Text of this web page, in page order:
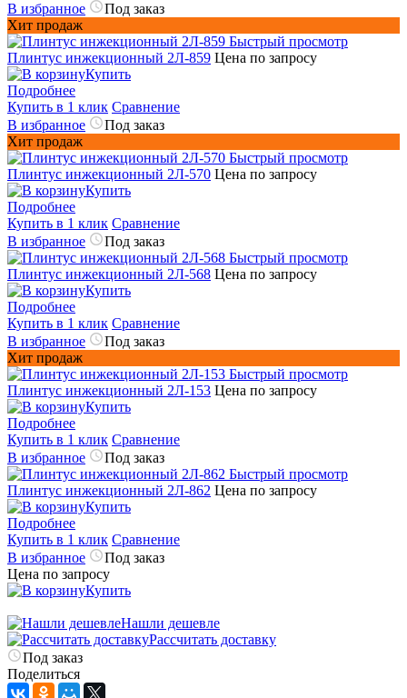
В избранное
Под заказ
Хит продаж
Быстрый просмотр
Плинтус инжекционный 2Л-859 Цена по запросу
Купить
Подробнее
Купить в 1 клик Сравнение
В избранное
Под заказ
Хит продаж
Быстрый просмотр
Плинтус инжекционный 2Л-570 Цена по запросу
Купить
Подробнее
Купить в 1 клик Сравнение
В избранное
Под заказ
Быстрый просмотр
Плинтус инжекционный 2Л-568 Цена по запросу
Купить
Подробнее
Купить в 1 клик Сравнение
В избранное
Под заказ
Хит продаж
Быстрый просмотр
Плинтус инжекционный 2Л-153 Цена по запросу
Купить
Подробнее
Купить в 1 клик Сравнение
В избранное
Под заказ
Быстрый просмотр
Плинтус инжекционный 2Л-862 Цена по запросу
Купить
Подробнее
Купить в 1 клик Сравнение
В избранное
Под заказ
Цена по запросу
Купить
Нашли дешевле
Рассчитать доставку
Под заказ
Поделиться